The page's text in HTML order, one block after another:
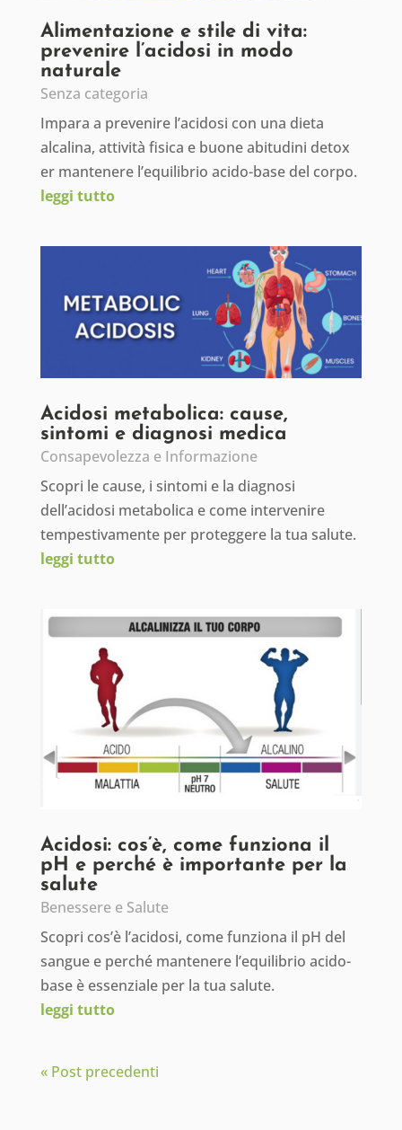
Alimentazione e stile di vita:
prevenire l’acidosi in modo
naturale
Senza categoria
Impara a prevenire l’acidosi con una dieta
alcalina, attività fisica e buone abitudini detox
er mantenere l’equilibrio acido-base del corpo.
leggi tutto
Acidosi metabolica: cause,
sintomi e diagnosi medica
Consapevolezza e Informazione
Scopri le cause, i sintomi e la diagnosi
dell’acidosi metabolica e come intervenire
tempestivamente per proteggere la tua salute.
leggi tutto
Acidosi: cos’è, come funziona il
pH e perché è importante per la
salute
Benessere e Salute
Scopri cos’è l’acidosi, come funziona il pH del
sangue e perché mantenere l’equilibrio acido-
base è essenziale per la tua salute.
leggi tutto
« Post precedenti